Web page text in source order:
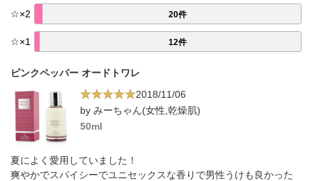
☆×2 20件
☆×1 12件
ピンクペッパー オードトワレ
2018/11/06
by みーちゃん(女性,乾燥肌)
50ml
夏によく愛用していました！
爽やかでスパイシーでユニセックスな香りで男性うけも良かった